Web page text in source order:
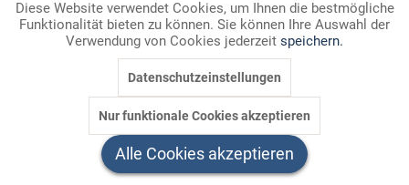
1. Mission als geschichtliches Ereignis
2. Keine Mission ohne biblisches Fundament
3. Mission (heute) bedeutet "Dialog"
Religionsunterricht taucht es entweder vorreformatorisch auf,
etwa wenn die Missionierung der Germanen, Iren oder
Marketing Inaktiv
Inaktiv
Diese Website verwendet Cookies, um Ihnen die bestmögliche
Funktionalität bieten zu können. Sie können Ihre Auswahl der
Verwendung von Cookies jederzeit speichern.
Datenschutzeinstellungen
Nur funktionale Cookies akzeptieren
Alle Cookies akzeptieren